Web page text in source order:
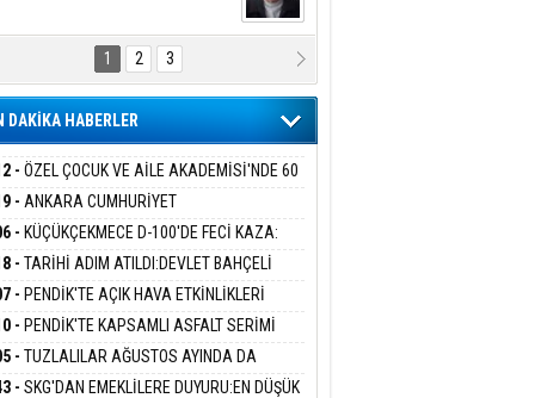
DNA Kuşaklararası
Biyolojik Faturası
Adıyaman
Bu Sahaya Sığmazam
Ali Çölük
Satırın İçindeki İnsan
Kılıç
ATEŞE ATILAN VİCDAN
1 2 3
DAKİKA HABERLER
- ÖZEL ÇOCUK VE AİLE AKADEMİSİ'NDE 60
HİZMET VERİLDİ
- ANKARA CUMHURİYET
ÖZGÜR ÖZEL VE VELİ
HAKKINDA FEZLEKE
- KÜÇÜKÇEKMECE D-100'DE FECİ KAZA:
İETT OTOBÜSÜNE ÇARPTI 3 KİŞİ
KAYBETTİ
- TARİHİ ADIM ATILDI:DEVLET BAHÇELİ
TÜRKİYE' ÇERÇEVE YASA TEKLİFİNİ
- PENDİK'TE AÇIK HAVA ETKİNLİKLERİ
SİNEMASIYLA BAŞLADI
- PENDİK'TE KAPSAMLI ASFALT SERİMİ
- TUZLALILAR AĞUSTOS AYINDA DA
DOYACAK
- SKG'DAN EMEKLİLERE DUYURU:EN DÜŞÜK